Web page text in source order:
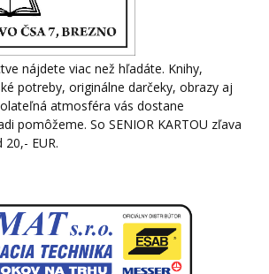
nájdete viac než hľadáte. Knihy,
potreby, originálne darčeky, obrazy aj
atmosféra vás dostane
pomôžeme. So SENIOR KARTOU zľava
EUR.